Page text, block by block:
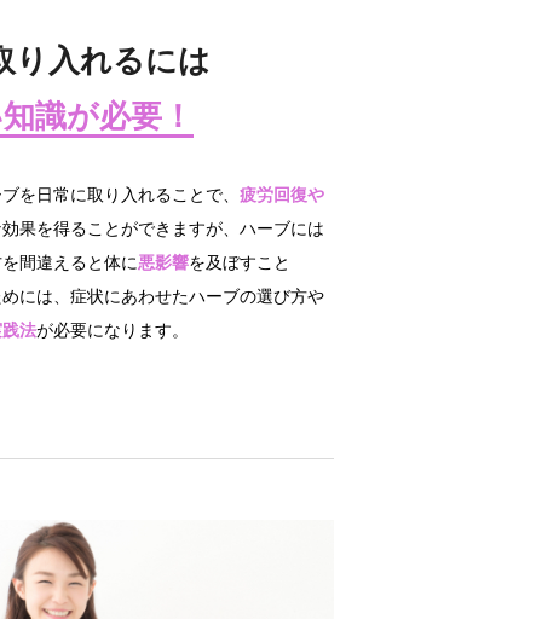
り入れるには
識が必要！
を日常に取り入れることで、 疲労回復や
果を得ることができますが、ハーブには
間違えると体に悪影響を及ぼすこと
には、症状にあわせたハーブの選び方や
法が必要になります。